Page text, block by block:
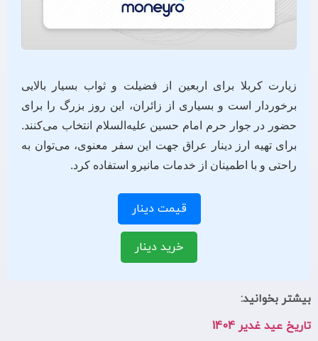
زیارت کربلا برای اربعین از فضیلت و ثواب بسیار بالایی
برخوردار است و بسیاری از زائران، این روز بزرگ را برای
حضور در جوار حرم امام حسین علیه‌السلام انتخاب می‌کنند.
برای تهیه ارز دینار عراق جهت این سفر معنوی، می‌توان به
راحتی و با اطمینان از خدمات مانیرو استفاده کرد.
قیمت دینار
خرید دینار
بیشتر بخوانید:
تاریخ عید غدیر 1404